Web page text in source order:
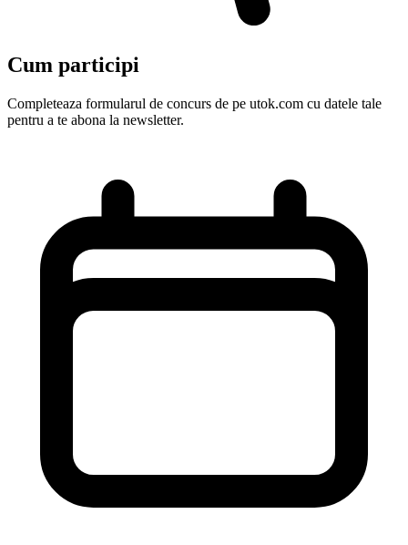
Cum participi
Completeaza formularul de concurs de pe utok.com cu datele tale
pentru a te abona la newsletter.